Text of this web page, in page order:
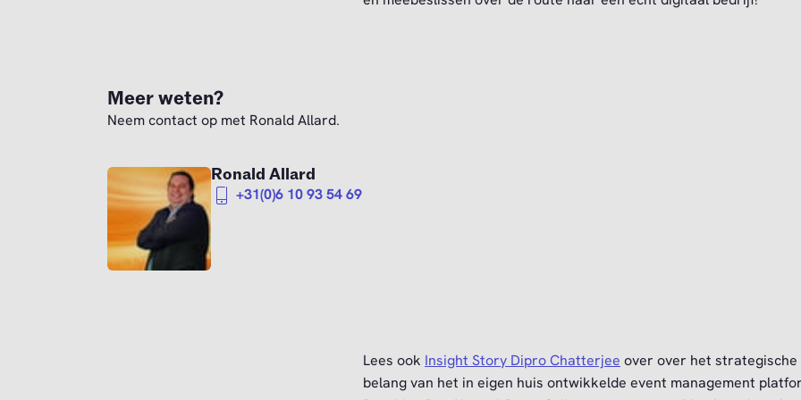
Meer weten?
Neem contact op met Ronald Allard.
Ronald Allard
+31(0)6 10 93 54 69
Lees ook Insight Story Dipro Chatterjee over over het strategische
belang van het in eigen huis ontwikkelde event management